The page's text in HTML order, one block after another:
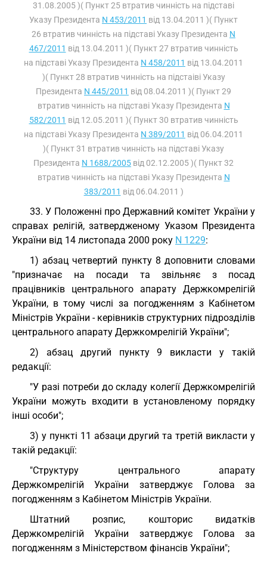
31.08.2005 )( Пункт 25 втратив чинність на підставі
Указу Президента N 453/2011 від 13.04.2011 )( Пункт
26 втратив чинність на підставі Указу Президента N
467/2011 від 13.04.2011 )( Пункт 27 втратив чинність
на підставі Указу Президента N 458/2011 від 13.04.2011
)( Пункт 28 втратив чинність на підстаіві Указу
Президента N 445/2011 від 08.04.2011 )( Пункт 29
втратив чинність на підставі Указу Президента N
582/2011 від 12.05.2011 )( Пункт 30 втратив чинність
на підставі Указу Президента N 389/2011 від 06.04.2011
)( Пункт 31 втратив чинність на підставі Указу
Президента N 1688/2005 від 02.12.2005 )( Пункт 32
втратив чинність на підставі Указу Президента N
383/2011 від 06.04.2011 )
33. У Положенні про Державний комітет України у
справах релігій, затвердженому Указом Президента
України від 14 листопада 2000 року N 1229:
1) абзац четвертий пункту 8 доповнити словами
"призначає на посади та звільняє з посад
працівників центрального апарату Держкомрелігій
України, в тому числі за погодженням з Кабінетом
Міністрів України - керівників структурних підрозділів
центрального апарату Держкомрелігій України";
2) абзац другий пункту 9 викласти у такій
редакції:
"У разі потреби до складу колегії Держкомрелігій
України можуть входити в установленому порядку
інші особи";
3) у пункті 11 абзаци другий та третій викласти у
такій редакції:
"Структуру центрального апарату
Держкомрелігій України затверджує Голова за
погодженням з Кабінетом Міністрів України.
Штатний розпис, кошторис видатків
Держкомрелігій України затверджує Голова за
погодженням з Міністерством фінансів України";